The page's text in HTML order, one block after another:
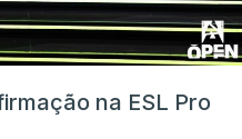
na ESL Pro